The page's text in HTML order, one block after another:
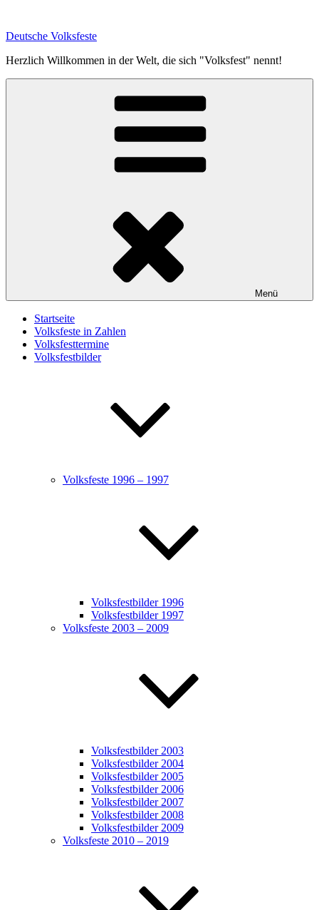
springen
Deutsche Volksfeste
Herzlich Willkommen in der Welt, die sich "Volksfest" nennt!
Menü
Startseite
Volksfeste in Zahlen
Volksfesttermine
Volksfestbilder
Volksfeste 1996 – 1997
Volksfestbilder 1996
Volksfestbilder 1997
Volksfeste 2003 – 2009
Volksfestbilder 2003
Volksfestbilder 2004
Volksfestbilder 2005
Volksfestbilder 2006
Volksfestbilder 2007
Volksfestbilder 2008
Volksfestbilder 2009
Volksfeste 2010 – 2019